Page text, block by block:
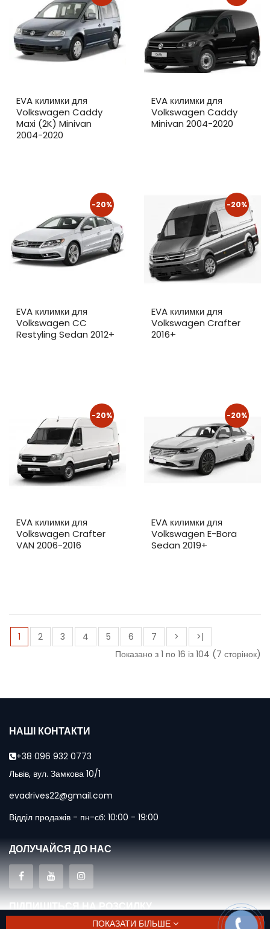
EVA килимки для
Volkswagen Caddy
Maxi (2K) Minivan
2004-2020
EVA килимки для
Volkswagen Caddy
Minivan 2004-2020
-20%
EVA килимки для
Volkswagen CC
Restyling Sedan 2012+
-20%
EVA килимки для
Volkswagen Crafter
2016+
-20%
EVA килимки для
Volkswagen Crafter
VAN 2006-2016
-20%
EVA килимки для
Volkswagen E-Bora
Sedan 2019+
1 2 3 4 5 6 7 >
>|
Показано з 1 по 16 із 104 (7 сторінок)
НАШІ КОНТАКТИ
+38 096 932 0773
Львів, вул. Замкова 10/1
evadrives22@gmail.com
Відділ продажів - пн-сб: 10:00 - 19:00
ДОЛУЧАЙСЯ ДО НАС
ПІДПИШІТЬСЯ НА РОЗСИЛКУ
ПОКАЗАТИ БІЛЬШЕ